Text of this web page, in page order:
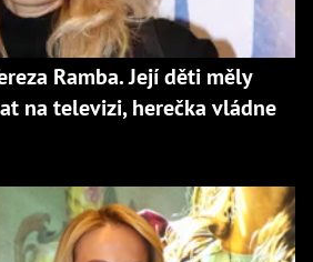
Ramba. Její děti měly
na televizi, herečka vládne